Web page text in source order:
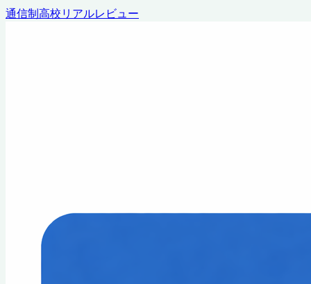
通信制高校リアルレビュー